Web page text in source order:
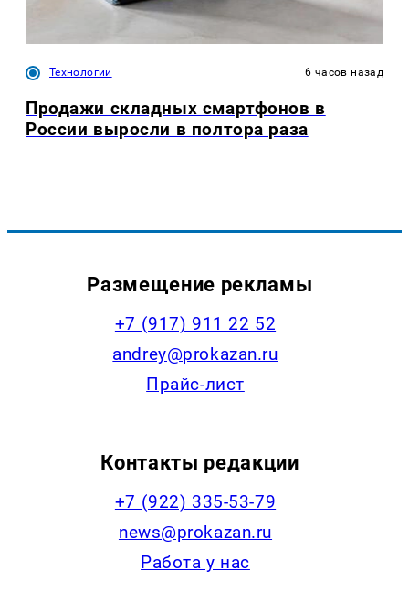
Технологии 6 часов назад
Продажи складных смартфонов в
России выросли в полтора раза
Размещение рекламы
+7 (917) 911 22 52
andrey@prokazan.ru
Прайс-лист
Контакты редакции
+7 (922) 335-53-79
news@prokazan.ru
Работа у нас